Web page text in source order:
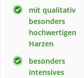
mit qualitativ
besonders
hochwertigen
Harzen
besonders
intensives